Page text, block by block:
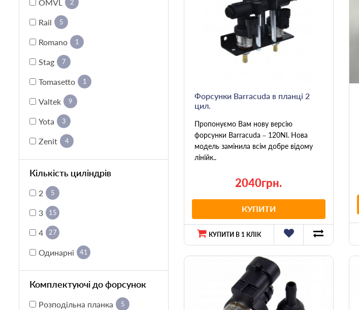
OMVL 2
Rail 5
Romano 1
Stag 7
Tomasetto 1
Valtek 9
Yota 3
Zenit 4
Кількість циліндрів
2 5
3 15
4 27
Одинарні 41
Комплектуючі до форсунок
Розподільна планка 5
Форсунки Barracuda в планці 2
цил.
Пропонуємо Вам нову версію
форсунки Barracuda – 120Nl. Нова
модель замінила всім добре відому
лінійк..
2040грн.
КУПИТИ
КУПИТИ В 1 КЛІК